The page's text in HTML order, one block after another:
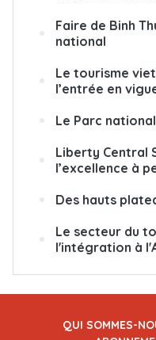
Faire de Binh
national
Le tourisme
l’entrée en
Le Parc
Liberty Central
l’excellence à
Des hauts
Le secteur du
l'intégration à
QUI SOMMES-